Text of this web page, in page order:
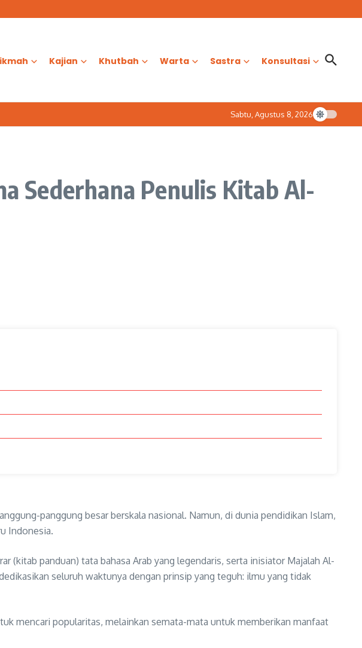
Kajian Khutbah Warta Sastra Konsultasi
Sabtu, Agustus 8, 2026
Sederhana Penulis Kitab Al-
panggung besar berskala nasional. Namun, di dunia pendidikan Islam,
Indonesia.
(kitab panduan) tata bahasa Arab yang legendaris, serta inisiator Majalah Al-
seluruh waktunya dengan prinsip yang teguh: ilmu yang tidak
mencari popularitas, melainkan semata-mata untuk memberikan manfaat